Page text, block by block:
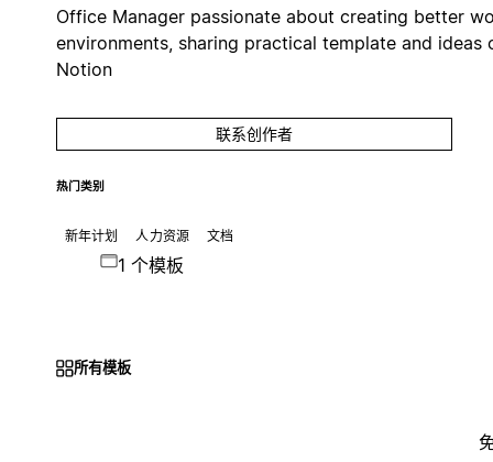
Office Manager passionate about creating better
environments, sharing practical template and ideas
Notion
联系创作者
热门类别
新年计划 人力资源 文档
1 个模板
所有模板